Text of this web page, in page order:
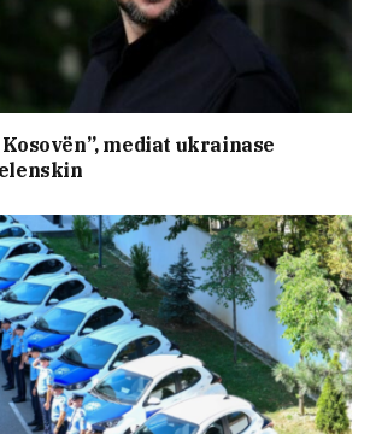
mediat ukrainase